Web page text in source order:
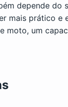
depende do
mais prático
moto, um